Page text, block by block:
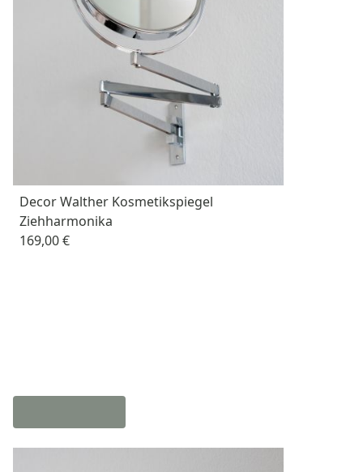
Decor Walther Kosmetikspiegel
Ziehharmonika
169,00 €